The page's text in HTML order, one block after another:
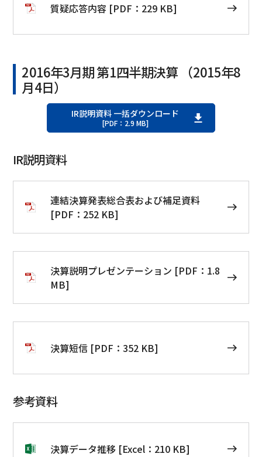
質疑応答内容 [PDF：229 KB]
2016年3月期 第1四半期決算 （2015年8
月4日）
IR説明資料 一括ダウンロード
[PDF：2.9 MB]
IR説明資料
連結決算発表総合表および補足資料
[PDF：252 KB]
決算説明プレゼンテーション [PDF：1.8
MB]
決算短信 [PDF：352 KB]
参考資料
決算データ推移 [Excel：210 KB]